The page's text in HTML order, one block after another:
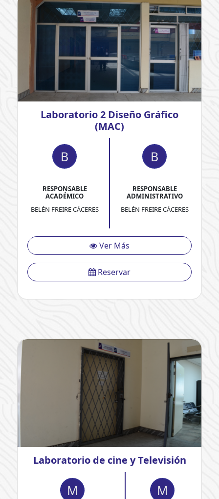
Laboratorio 2 Diseño Gráfico
(MAC)
B
RESPONSABLE
ACADÉMICO
BELÉN FREIRE CÁCERES
B
RESPONSABLE
ADMINISTRATIVO
BELÉN FREIRE CÁCERES
Ver Más
Reservar
Laboratorio de cine y Televisión
M M